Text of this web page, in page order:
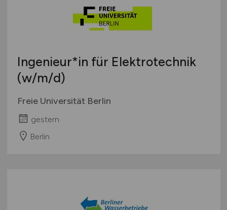
Ingenieur*in für Elektrotechnik
(w/m/d)
Freie Universität Berlin
gestern
Berlin